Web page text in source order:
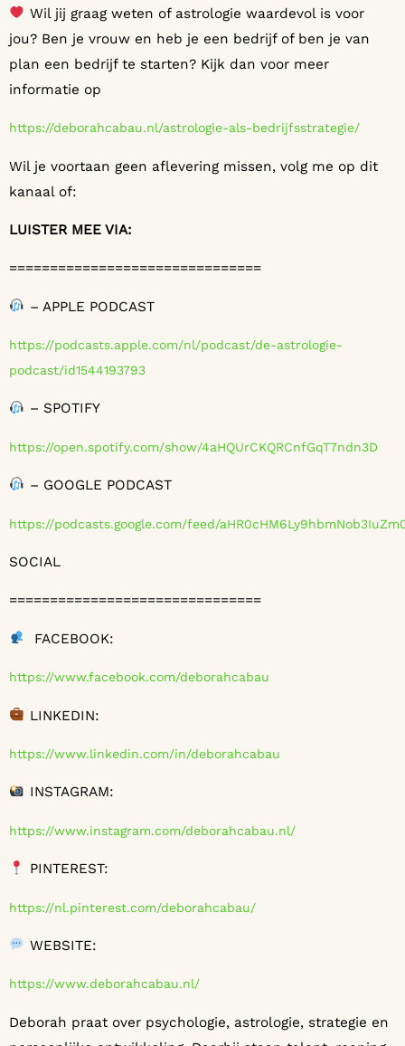
Wil jij graag weten of astrologie waardevol is voor
jou? Ben je vrouw en heb je een bedrijf of ben je van
plan een bedrijf te starten? Kijk dan voor meer
informatie op
https://deborahcabau.nl/astrologie-als-bedrijfsstrategie/
Wil je voortaan geen aflevering missen, volg me op dit
kanaal of:
LUISTER MEE VIA:
===============================
– APPLE PODCAST
https://podcasts.apple.com/nl/podcast/de-astrologie-
podcast/id1544193793
– SPOTIFY
https://open.spotify.com/show/4aHQUrCKQRCnfGqT7ndn3D
– GOOGLE PODCAST
https://podcasts.google.com/feed/
SOCIAL
===============================
FACEBOOK:
https://www.facebook.com/deborahcabau
LINKEDIN:
https://www.linkedin.com/in/deborahcabau
INSTAGRAM:
https://www.instagram.com/deborahcabau.nl/
PINTEREST:
https://nl.pinterest.com/deborahcabau/
WEBSITE:
https://www.deborahcabau.nl/
Deborah praat over psychologie, astrologie, strategie en